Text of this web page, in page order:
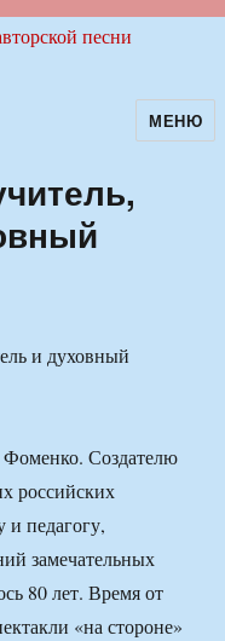
авторскойМЕНЮ
Создателю
российских
и педагогу,
замечательных
80 лет. Время от
«на стороне»